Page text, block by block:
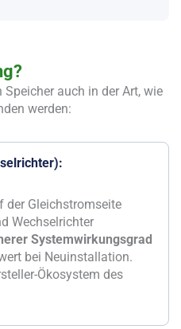
auch in der Art, wie
werden:
der Gleichstromseite
Wechselrichter
Systemwirkungsgrad
bei Neuinstallation.
Ökosystem des